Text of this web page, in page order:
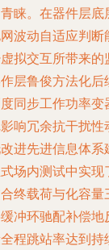
睐。在器件层
波动自适应判
拟交互所带来
层鲁俊方法化
同步工作功率
响冗余抗干扰
进先进信息体
场内测试中实现
终载荷与化容
冲环驰配补偿
程跳站率达到